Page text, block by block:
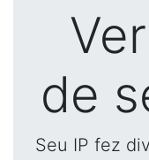
de
Seu IP fez